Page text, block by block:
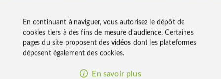
En continuant à naviguer, vous autorisez le dépôt de
cookies tiers à des fins de mesure d'audience. Certaines
pages du site proposent des vidéos dont les plateformes
déposent également des cookies.
En savoir plus